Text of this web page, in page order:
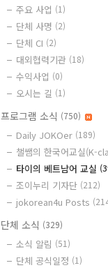
주요 사업 (1)
단체 사명 (2)
단체 CI (2)
대외협력기관 (18)
수익사업 (0)
오시는 길 (1)
프로그램 소식 (750)
Daily JOKOer (189)
챌쌤의 한국어교실(K-
타이의 베트남어 교실
조이누리 기자단 (212)
jokorean4u Posts
단체 소식 (329)
소식 알림 (51)
단체 공식일정 (1)